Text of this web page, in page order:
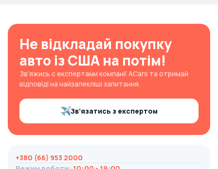
Не відкладай покупку
авто із США на потім!
Зв’яжись с експертами компанії ACars та отримай
відповіді на найзапекліші запитання.
Зв’язатись з експертом
+380 (66) 953 2000